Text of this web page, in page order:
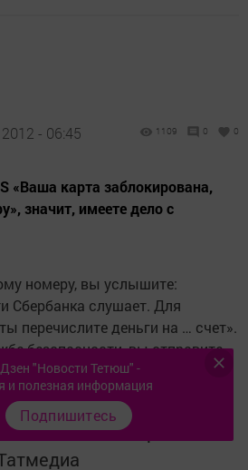
- 06:45 1109 0 0
«Ваша карта заблокирована,
значит, имеете дело с
номеру, вы услышите:
Сбербанка слушает. Для
перечислите деньги на … счет».
безопасности, вы отправите
Вам это надо?
важным и интересным в
"Новости Тетюш" -
и полезная информация
Подпишитесь